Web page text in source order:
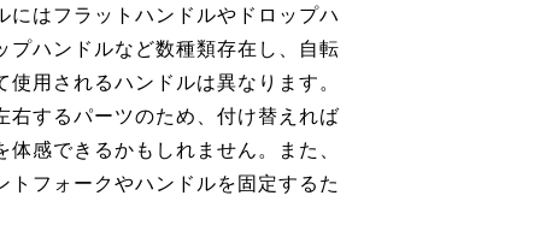
にはフラットハンドルやドロップハ
プハンドルなど数種類存在し、自転
使用されるハンドルは異なります。
右するパーツのため、付け替えれば
体感できるかもしれません。また、
トフォークやハンドルを固定するた